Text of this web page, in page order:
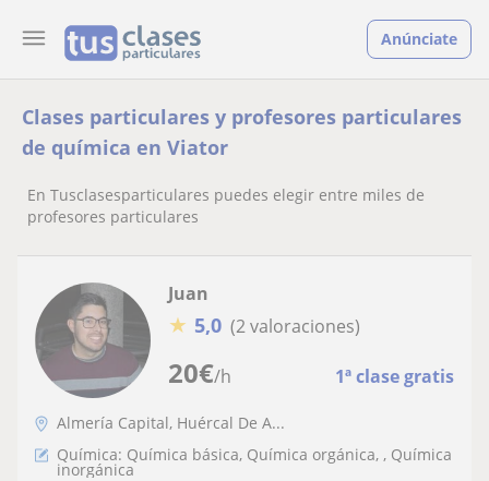
Anúnciate
Clases particulares y profesores particulares
de química en Viator
En Tusclasesparticulares puedes elegir entre miles de
profesores particulares
20€/h 1ª clase gratis
Juan
★ 5,0 (2 valoraciones)
Almería Capital, Huércal De A...
Química: Química básica, Química orgánica, , Química
inorgánica